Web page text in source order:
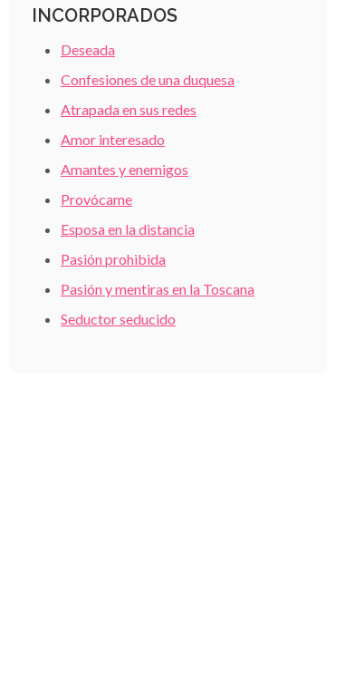
INCORPORADOS
Deseada
Confesiones de una duquesa
Atrapada en sus redes
Amor interesado
Amantes y enemigos
Provócame
Esposa en la distancia
Pasión prohibida
Pasión y mentiras en la Toscana
Seductor seducido